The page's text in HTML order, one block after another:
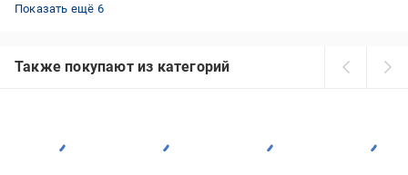
Показать ещё 6
Также покупают из категорий